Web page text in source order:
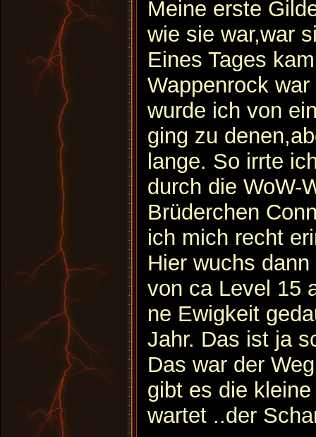
Meine erste
wie sie war,war
Eines Tages
Wappenrock
wurde ich von
ging zu
lange. So irrte
durch die WoW-
Brüderchen
ich mich recht
Hier wuchs
von ca Level 15
ne Ewigkeit
Jahr. Das ist ja
Das war der
gibt es die
wartet ..der